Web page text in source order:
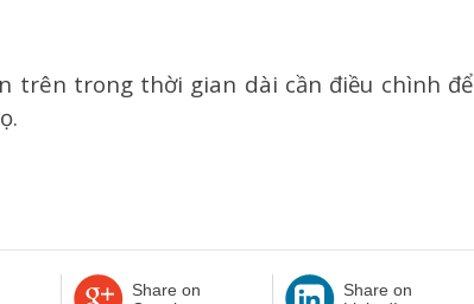
trên trong thời gian dài cần điều chình để
Share on
Share on